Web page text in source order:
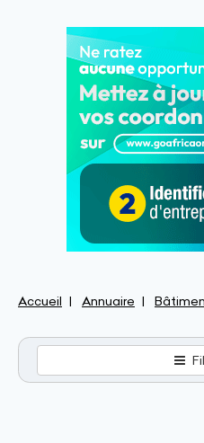
Accueil Annuaire